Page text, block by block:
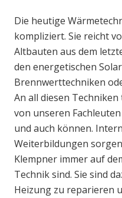
Die heutige
kompliziert. Sie reicht
Altbauten aus dem
den energetischen
Brennwerttechniken
An all diesen
von unseren
und auch können.
Weiterbildungen
Klempner immer auf
Technik sind. Sie sind
Heizung zu reparieren